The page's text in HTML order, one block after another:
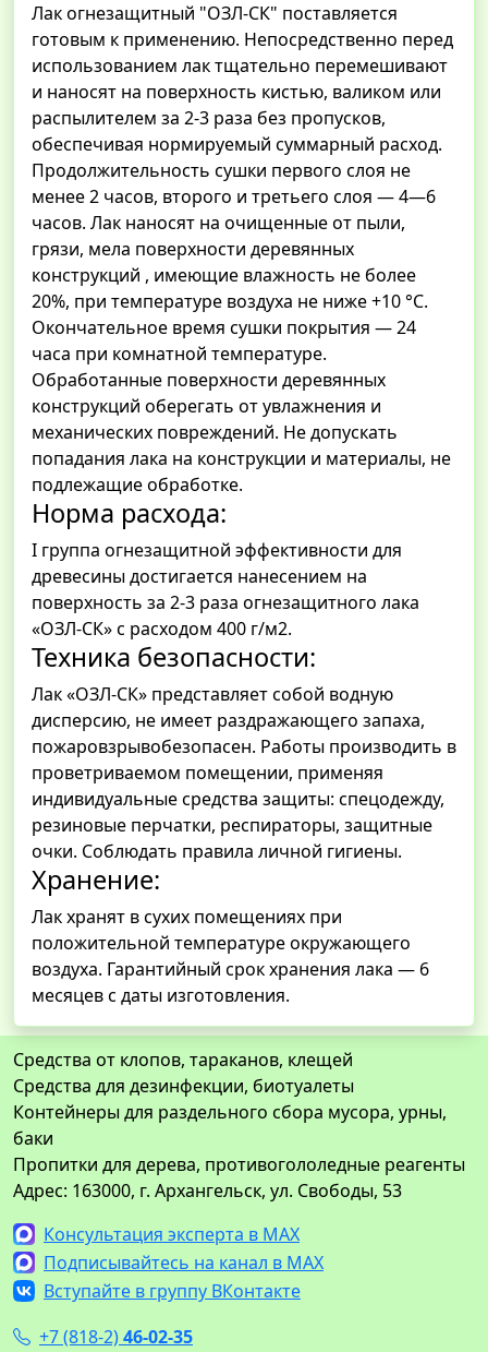
Лак огнезащитный "ОЗЛ-СК" поставляется
готовым к применению. Непосредственно перед
использованием лак тщательно перемешивают
и наносят на поверхность кистью, валиком или
распылителем за 2-3 раза без пропусков,
обеспечивая нормируемый суммарный расход.
Продолжительность сушки первого слоя не
менее 2 часов, второго и третьего слоя — 4—6
часов. Лак наносят на очищенные от пыли,
грязи, мела поверхности деревянных
конструкций , имеющие влажность не более
20%, при температуре воздуха не ниже +10 °С.
Окончательное время сушки покрытия — 24
часа при комнатной температуре.
Обработанные поверхности деревянных
конструкций оберегать от увлажнения и
механических повреждений. Не допускать
попадания лака на конструкции и материалы, не
подлежащие обработке.
Норма расхода:
I группа огнезащитной эффективности для
древесины достигается нанесением на
поверхность за 2-3 раза огнезащитного лака
«ОЗЛ-СК» с расходом 400 г/м2.
Техника безопасности:
Лак «ОЗЛ-СК» представляет собой водную
дисперсию, не имеет раздражающего запаха,
пожаровзрывобезопасен. Работы производить в
проветриваемом помещении, применяя
индивидуальные средства защиты: спецодежду,
резиновые перчатки, респираторы, защитные
очки. Соблюдать правила личной гигиены.
Хранение:
Лак хранят в сухих помещениях при
положительной температуре окружающего
воздуха. Гарантийный срок хранения лака — 6
месяцев с даты изготовления.
Средства от клопов, тараканов, клещей
Средства для дезинфекции, биотуалеты
Контейнеры для раздельного сбора мусора, урны,
баки
Пропитки для дерева, противогололедные реагенты
Адрес: 163000, г. Архангельск, ул. Свободы, 53
Консультация эксперта в MAX
Подписывайтесь на канал в MAX
Вступайте в группу ВКонтакте
+7 (818-2)46-02-35